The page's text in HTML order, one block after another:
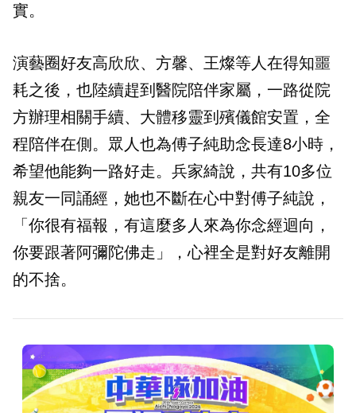
實。
演藝圈好友高欣欣、方馨、王燦等人在得知噩
耗之後，也陸續趕到醫院陪伴家屬，一路從院
方辦理相關手續、大體移靈到殯儀館安置，全
程陪伴在側。眾人也為傅子純助念長達8小時，
希望他能夠一路好走。兵家綺說，共有10多位
親友一同誦經，她也不斷在心中對傅子純說，
「你很有福報，有這麼多人來為你念經迴向，
你要跟著阿彌陀佛走」，心裡全是對好友離開
的不捨。